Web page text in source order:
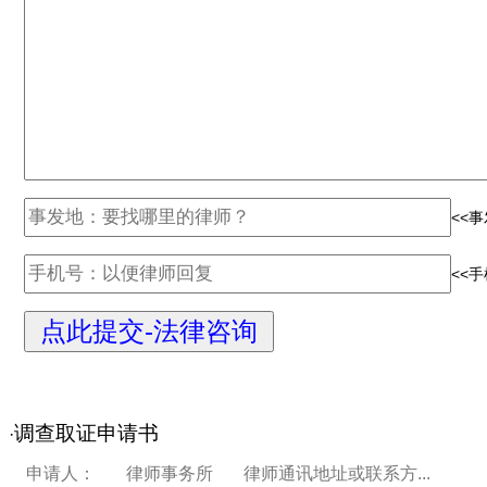
<<
<<
·调查取证申请书
申请人： 律师事务所 律师通讯地址或联系方...